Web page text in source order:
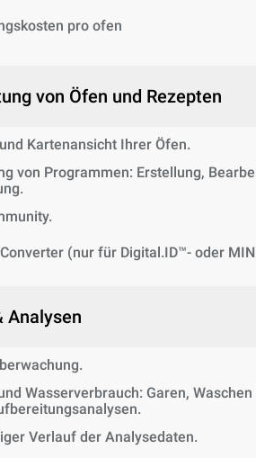
pro ofen
von Öfen und Rezepten
Kartenansicht Ihrer Öfen.
von Programmen: Erstellung,
(nur für Digital.ID™- oder
Analysen
Wasserverbrauch: Garen, Waschen
Verlauf der Analysedaten.